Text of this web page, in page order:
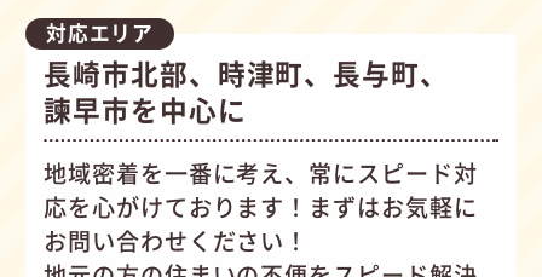
対応エリア
長崎市北部、時津町、長与町、
諫早市を中心に
地域密着を一番に考え、常にスピード対
応を心がけております！まずはお気軽に
お問い合わせください！